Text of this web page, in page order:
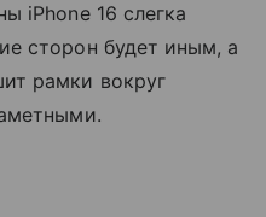
iPhone 16 слегка
сторон будет иным, а
рамки вокруг